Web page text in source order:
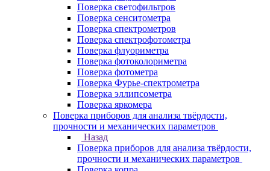
Поверка светофильтров
Поверка сенситометра
Поверка спектрометров
Поверка спектрофотометра
Поверка флуориметра
Поверка фотоколориметра
Поверка фотометра
Поверка Фурье-спектрометра
Поверка эллипсометра
Поверка яркомера
Поверка приборов для анализа твёрдости,
прочности и механических параметров
Назад
Поверка приборов для анализа твёрдости,
прочности и механических параметров